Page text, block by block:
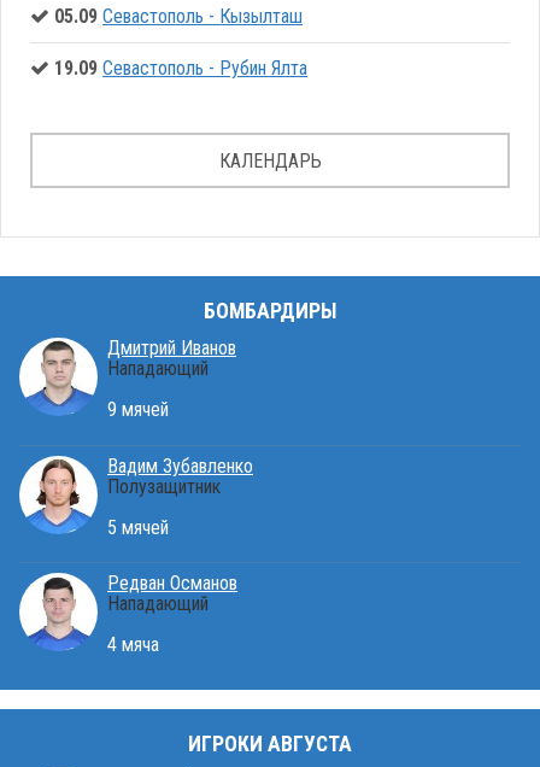
05.09 Севастополь - Кызылташ
19.09 Севастополь - Рубин Ялта
КАЛЕНДАРЬ
БОМБАРДИРЫ
Дмитрий Иванов
Нападающий
9 мячей
Вадим Зубавленко
Полузащитник
5 мячей
Редван Османов
Нападающий
4 мяча
ИГРОКИ АВГУСТА